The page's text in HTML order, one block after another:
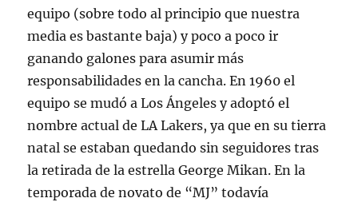
equipo (sobre todo al principio que nuestra
media es bastante baja) y poco a poco ir
ganando galones para asumir más
responsabilidades en la cancha. En 1960 el
equipo se mudó a Los Ángeles y adoptó el
nombre actual de LA Lakers, ya que en su tierra
natal se estaban quedando sin seguidores tras
la retirada de la estrella George Mikan. En la
temporada de novato de “MJ” todavía